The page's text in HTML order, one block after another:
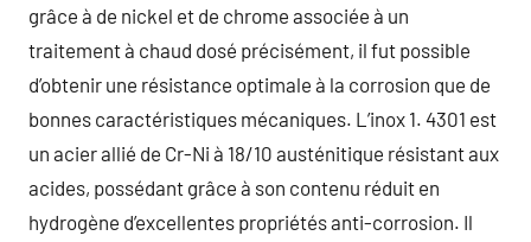
grâce à de nickel et de chrome associée à un
traitement à chaud dosé précisément, il fut possible
d’obtenir une résistance optimale à la corrosion que de
bonnes caractéristiques mécaniques. L’inox 1. 4301 est
un acier allié de Cr-Ni à 18/10 austénitique résistant aux
acides, possédant grâce à son contenu réduit en
hydrogène d’excellentes propriétés anti-corrosion. Il